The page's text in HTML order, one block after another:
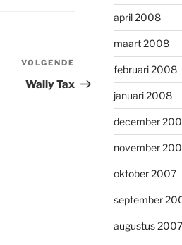
Volgend
bericht
VOLGENDE
Wally Tax
april 2008
maart 2008
februari 2008
januari 2008
december
november
oktober 2007
september
augustus 2007